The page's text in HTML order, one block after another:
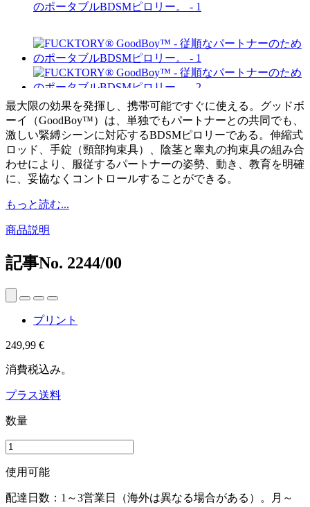
最大限の効果を発揮し、携帯可能ですぐに使える。グッドボ
ーイ（GoodBoy™）は、単独でもパートナーとの共同でも、
激しい緊縛シーンに対応するBDSMピロリーである。伸縮式
ロッド、手錠（頸部拘束具）、陰茎と睾丸の拘束具の組み合
わせにより、服従するパートナーの姿勢、動き、教育を明確
に、妥協なくコントロールすることができる。
もっと読む...
商品説明
記事No. 2244/00
プリント
249,99 €
消費税込み。
プラス送料
数量
使用可能
配達日数：1～3営業日（海外は異なる場合がある）。月～